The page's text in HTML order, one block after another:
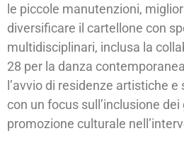
le piccole manutenzioni,
diversificare il cartellone con
multidisciplinari, inclusa la
28 per la danza
l’avvio di residenze artistiche
con un focus sull’inclusione
promozione culturale